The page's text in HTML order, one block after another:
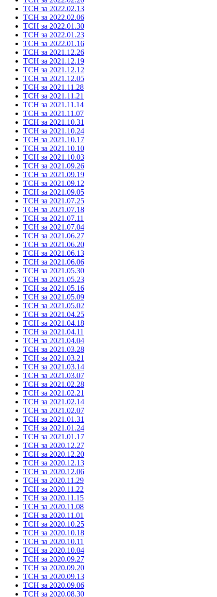
ТСН за 2022.02.13
ТСН за 2022.02.06
ТСН за 2022.01.30
ТСН за 2022.01.23
ТСН за 2022.01.16
ТСН за 2021.12.26
ТСН за 2021.12.19
ТСН за 2021.12.12
ТСН за 2021.12.05
ТСН за 2021.11.28
ТСН за 2021.11.21
ТСН за 2021.11.14
ТСН за 2021.11.07
ТСН за 2021.10.31
ТСН за 2021.10.24
ТСН за 2021.10.17
ТСН за 2021.10.10
ТСН за 2021.10.03
ТСН за 2021.09.26
ТСН за 2021.09.19
ТСН за 2021.09.12
ТСН за 2021.09.05
ТСН за 2021.07.25
ТСН за 2021.07.18
ТСН за 2021.07.11
ТСН за 2021.07.04
ТСН за 2021.06.27
ТСН за 2021.06.20
ТСН за 2021.06.13
ТСН за 2021.06.06
ТСН за 2021.05.30
ТСН за 2021.05.23
ТСН за 2021.05.16
ТСН за 2021.05.09
ТСН за 2021.05.02
ТСН за 2021.04.25
ТСН за 2021.04.18
ТСН за 2021.04.11
ТСН за 2021.04.04
ТСН за 2021.03.28
ТСН за 2021.03.21
ТСН за 2021.03.14
ТСН за 2021.03.07
ТСН за 2021.02.28
ТСН за 2021.02.21
ТСН за 2021.02.14
ТСН за 2021.02.07
ТСН за 2021.01.31
ТСН за 2021.01.24
ТСН за 2021.01.17
ТСН за 2020.12.27
ТСН за 2020.12.20
ТСН за 2020.12.13
ТСН за 2020.12.06
ТСН за 2020.11.29
ТСН за 2020.11.22
ТСН за 2020.11.15
ТСН за 2020.11.08
ТСН за 2020.11.01
ТСН за 2020.10.25
ТСН за 2020.10.18
ТСН за 2020.10.11
ТСН за 2020.10.04
ТСН за 2020.09.27
ТСН за 2020.09.20
ТСН за 2020.09.13
ТСН за 2020.09.06
ТСН за 2020.08.30